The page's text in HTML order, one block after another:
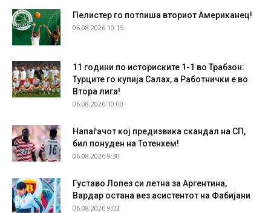
Пелистер го потпиша вториот Американец!
06.08.2026 10:15
11 години по историските 1-1 во Трабзон:
Турците го купија Салах, а Работнички е во
Втора лига!
06.08.2026 10:00
Напаѓачот кој предизвика скандал на СП,
бил понуден на Тотенхем!
06.08.2026 9:30
Густаво Лопез си летна за Аргентина,
Вардар остана вез асистентот на Фабијани
06.08.2026 9:02